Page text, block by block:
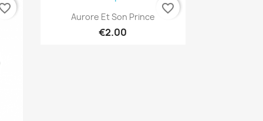
Quick view
Aurore Et Son Prince
€2.00
favorite_border